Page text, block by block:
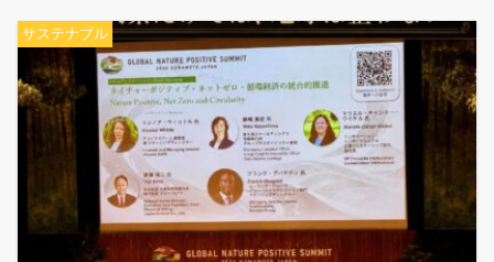
サステナブル